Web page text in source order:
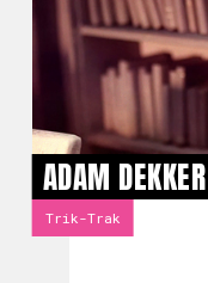
ADAM
Trik-Trak